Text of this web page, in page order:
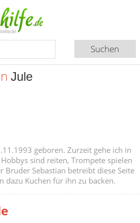
Jule
geboren. Zurzeit gehe ich in
sind reiten, Trompete spielen
Bruder Sebastian betreibt diese Seite
dazu Kuchen für ihn zu backen.